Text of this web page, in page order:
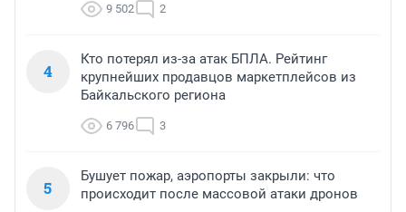
9 502 2
4
Кто потерял из-за атак БПЛА. Рейтинг
крупнейших продавцов маркетплейсов из
Байкальского региона
6 796 3
5
Бушует пожар, аэропорты закрыли: что
происходит после массовой атаки дронов